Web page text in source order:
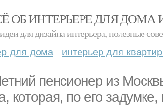
ОБ ИНТЕРЬЕРЕ ДЛЯ ДОМА
для дизайна интерьера, полезные
для дома интерьер для
пенсионер из
которая, по его